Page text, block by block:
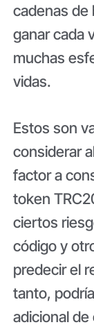
cadenas de
ganar cada
muchas
vidas.
Estos son
considerar
factor a
token
ciertos
código y
predecir el
tanto,
adicional